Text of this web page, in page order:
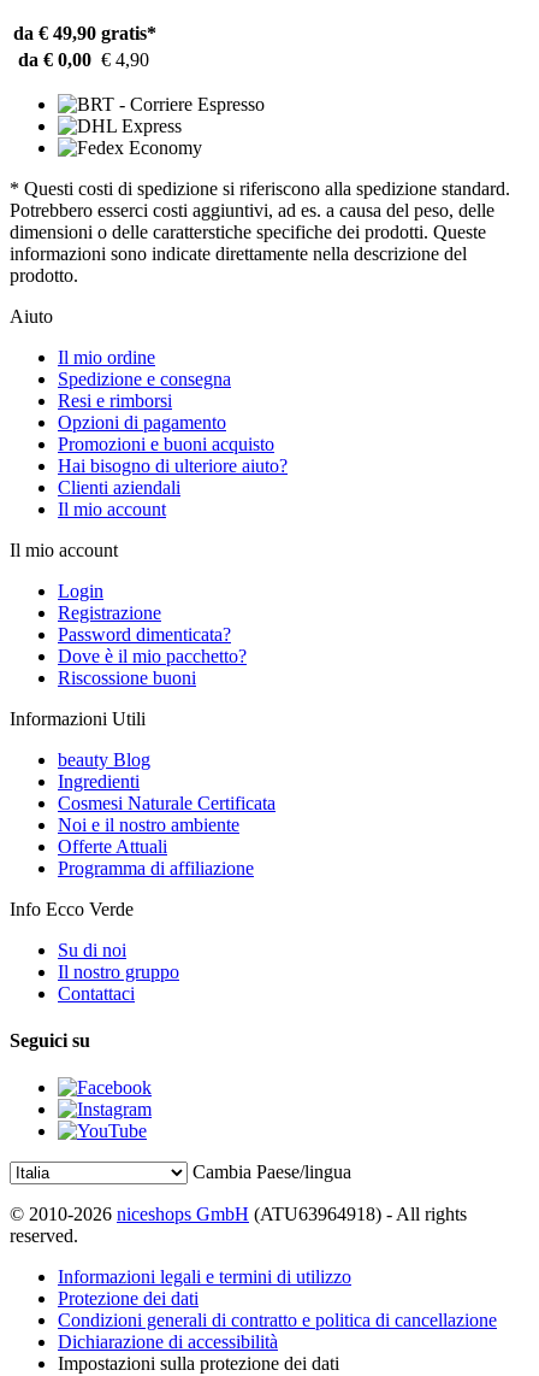
da € 49,90 gratis*
da € 0,00 € 4,90
* Questi costi di spedizione si riferiscono alla spedizione standard.
Potrebbero esserci costi aggiuntivi, ad es. a causa del peso, delle
dimensioni o delle caratterstiche specifiche dei prodotti. Queste
informazioni sono indicate direttamente nella descrizione del
prodotto.
Aiuto
Il mio ordine
Spedizione e consegna
Resi e rimborsi
Opzioni di pagamento
Promozioni e buoni acquisto
Hai bisogno di ulteriore aiuto?
Clienti aziendali
Il mio account
Il mio account
Login
Registrazione
Password dimenticata?
Dove è il mio pacchetto?
Riscossione buoni
Informazioni Utili
beauty Blog
Ingredienti
Cosmesi Naturale Certificata
Noi e il nostro ambiente
Offerte Attuali
Programma di affiliazione
Info Ecco Verde
Su di noi
Il nostro gruppo
Contattaci
Seguici su
Cambia Paese/lingua
© 2010-2026 niceshops GmbH (ATU63964918) - All rights
reserved.
Informazioni legali e termini di utilizzo
Protezione dei dati
Condizioni generali di contratto e politica di cancellazione
Dichiarazione di accessibilità
Impostazioni sulla protezione dei dati